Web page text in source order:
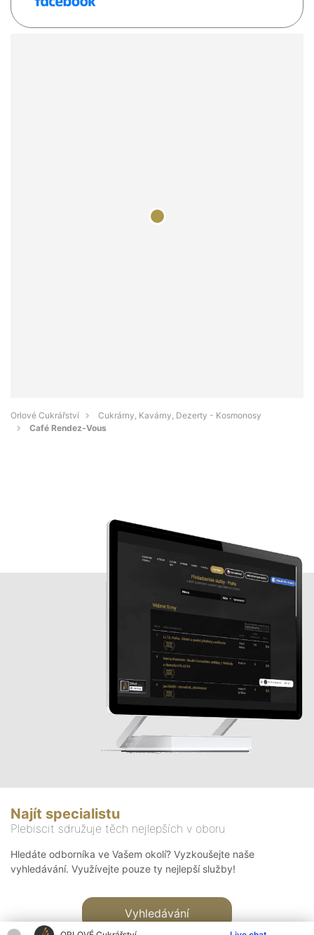
Orlové Cukrářství
Cukrárny, Kavárny, Dezerty - Kosmonosy
Café Rendez-Vous
Najít specialistu
Plebiscit sdružuje těch nejlepších v oboru
Hledáte odborníka ve Vašem okolí? Vyzkoušejte naše
vyhledávání. Využívejte pouze ty nejlepší služby!
Vyhledávání